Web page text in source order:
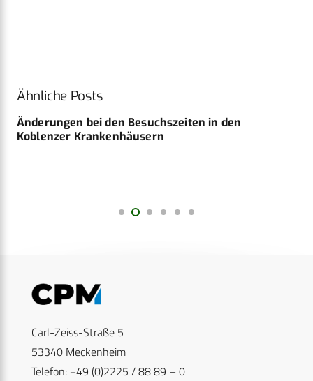
Ähnliche Posts
Änderungen bei den Besuchszeiten in den
Koblenzer Krankenhäusern
Carl-Zeiss-Straße 5
53340 Meckenheim
Telefon: +49 (0)2225 / 88 89 – 0